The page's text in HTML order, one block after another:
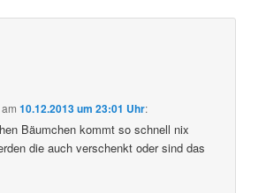
am10.12.2013 um 23:01 Uhr:
Bäumchen kommt so schnell nix
die auch verschenkt oder sind das